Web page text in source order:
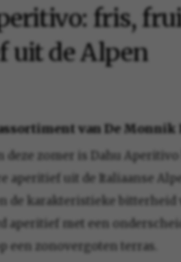
fris,
uit de Alpen
van De
deze zomer is Dahu
aperitief uit de Italiaanse
de karakteristieke bitterheid
aperitief met een
een zonovergoten terras.